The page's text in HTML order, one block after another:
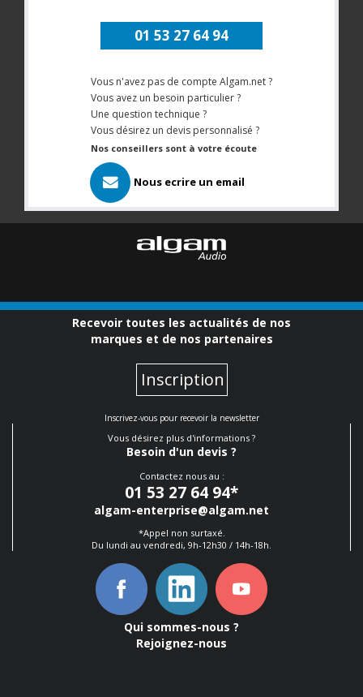
01 53 27 64 94
Vous n'avez pas de compte Algam.net ?
Vous avez un besoin particulier ?
Une question technique ?
Vous désirez un devis personnalisé ?
Nos conseillers sont à votre écoute
Nous ecrire un email
Recevoir toutes les actualités de nos
marques et de nos partenaires
Inscription
Inscrivez-vous pour recevoir la newsletter
Vous désirez plus d'informations ?
Besoin d'un devis ?
Contactez nous au :
01 53 27 64 94*
algam-enterprise@algam.net
*Appel non surtaxé.
Du lundi au vendredi, 9h-12h30 / 14h-18h.
Qui sommes-nous ?
Rejoignez-nous